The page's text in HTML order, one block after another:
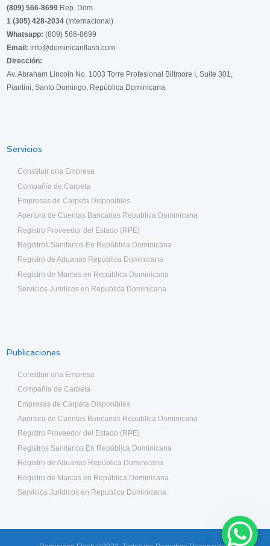
(809) 566-8699 Rep. Dom.
1 (305) 428-2034 (Internacional)
Whatsapp: (809) 566-8699
Email: info@dominicanflash.com
Dirección:
Av. Abraham Lincoln No. 1003 Torre Profesional Biltmore I, Suite 301,
Piantini, Santo Domingo, República Dominicana
Servicios
Constituir una Empresa
Compañía de Carpeta
Empresas de Carpeta Disponibles
Apertura de Cuentas Bancarias Republica Dominicana
Registro Proveedor del Estado (RPE)
Registros Sanitarios En República Dominicana
Registro de Aduanas República Dominicana
Registro de Marcas en República Dominicana
Servicios Juridicos en Republica Dominicana
Publicaciones
Constituir una Empresa
Compañía de Carpeta
Empresas de Carpeta Disponibles
Apertura de Cuentas Bancarias Republica Dominicana
Registro Proveedor del Estado (RPE)
Registros Sanitarios En República Dominicana
Registro de Aduanas República Dominicana
Registro de Marcas en República Dominicana
Servicios Juridicos en Republica Dominicana